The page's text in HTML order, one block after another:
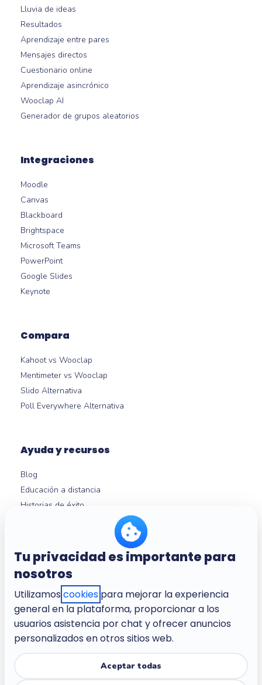
Tu privacidad es importante para
nosotros
Utilizamos cookies para mejorar la experiencia
general en la plataforma, proporcionar a los
usuarios asistencia por chat y ofrecer anuncios
personalizados en otros sitios web.
Aceptar todas
Lluvia de ideas
Resultados
Aprendizaje entre pares
Mensajes directos
Cuestionario online
Aprendizaje asincrónico
Wooclap AI
Generador de grupos aleatorios
Integraciones
Moodle
Canvas
Blackboard
Brightspace
Microsoft Teams
PowerPoint
Google Slides
Keynote
Compara
Kahoot vs Wooclap
Mentimeter vs Wooclap
Slido Alternativa
Poll Everywhere Alternativa
Ayuda y recursos
Blog
Educación a distancia
Historias de éxito
Micro-learning
Nosotros
Empresa
Empleo
Política de privacidad para los niños